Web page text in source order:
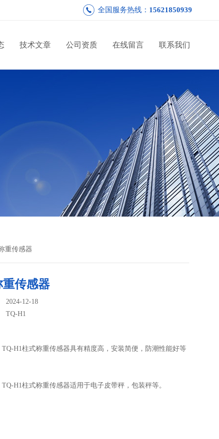
全国服务热线： 15621850939
技术文章 公司资质 在线留言 联系我们
重传感器
重传感器
2024-12-18
TQ-H1
TQ-H1柱式称重传感器具有精度高，安装简便，防潮性能好等
H1柱式称重传感器适用于电子皮带秤，包装秤等。